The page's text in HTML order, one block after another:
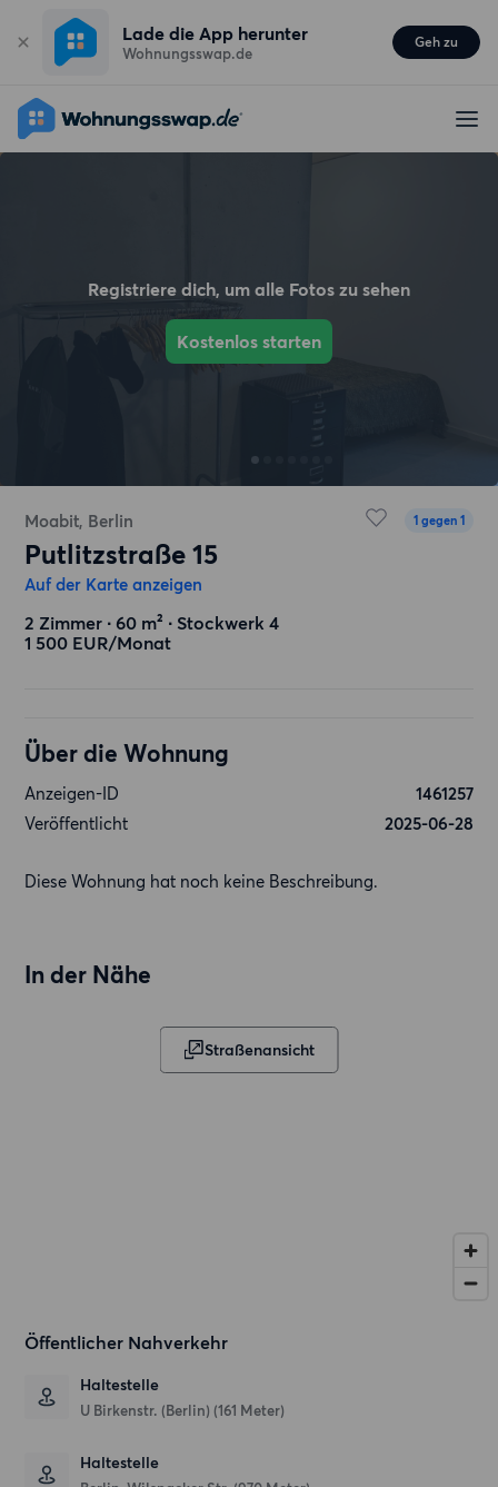
Lade die App herunter
Wohnungsswap.de
Geh zu
Registriere dich, um alle Fotos zu sehen
Kostenlos starten
Moabit, Berlin 1 gegen 1
Putlitzstraße 15
Auf der Karte anzeigen
2 Zimmer ∙ 60 m² ∙ Stockwerk 4
1 500 EUR/Monat
Über die Wohnung
Anzeigen-ID
1461257
Veröffentlicht
2025-06-28
Diese Wohnung hat noch keine Beschreibung.
In der Nähe
Straßenansicht
Öffentlicher Nahverkehr
Haltestelle
U Birkenstr. (Berlin) (161 Meter)
Haltestelle